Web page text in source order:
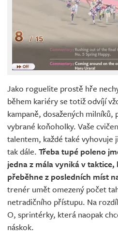
Jako roguelite prostě hře
během kariéry se totiž odvíjí
kampaně, dosažených
vybrané koňoholky. Vaše
talentem, každé také vyhovuje
tak dále. Třeba tupé poleno
jedna z mála vyniká v
přeběhne z posledních míst
trenér umět omezený počet
netradičního přístupu. Na
O, sprintérky, která naopak
náskok.